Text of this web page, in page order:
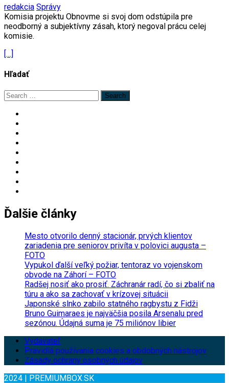
redakcia Správy
Komisia projektu Obnovme si svoj dom odstúpila pre
neodborný a subjektívny zásah, ktorý negoval prácu celej
komisie.
[…]
Hľadať
Search
for:
Ďalšie články
Mesto otvorilo denný stacionár, prvých klientov
zariadenia pre seniorov privíta v polovici augusta –
FOTO
Vypukol ďalší veľký požiar, tentoraz vo vojenskom
obvode na Záhorí – FOTO
Radšej nosiť ako prosiť. Záchranár radí, čo si zbaliť na
túru a ako sa zachovať v krízovej situácii
Japonské slnko zabilo statného ragbystu z Fidži
Bruno Guimaraes je najväčšia posila Arsenalu pred
sezónou. Údajná suma je 75 miliónov libier
Vydavateľ
Pravidlá používania cookies a obdobných nástrojov
Zásady ochrany osobných údajov
2024 | PREMIUMBOX.SK